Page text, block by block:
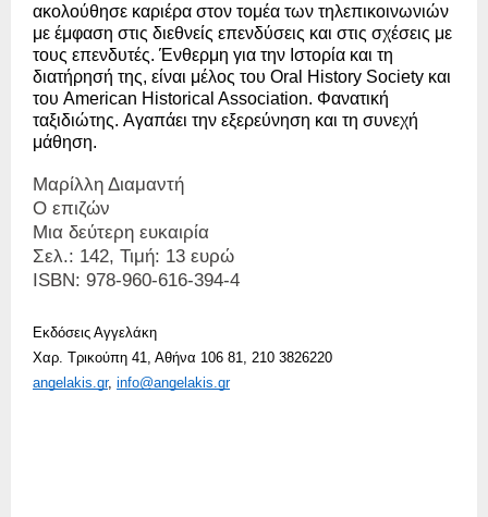
ακολούθησε καριέρα στον τομέα των τηλεπικοινωνιών
με έμφαση στις διεθνείς επενδύσεις και στις σχέσεις με
τους επενδυτές. Ένθερμη για την Ιστορία και τη
διατήρησή της, είναι μέλος του Oral History Society και
του American Historical Association. Φανατική
ταξιδιώτης. Αγαπάει την εξερεύνηση και τη συνεχή
μάθηση.
Μαρίλλη Διαμαντή
Ο επιζών
Μια δεύτερη ευκαιρία
Σελ.: 142, Τιμή: 13 ευρώ
ISBN: 978-960-616-394-4
Εκδόσεις Αγγελάκη
Χαρ. Τρικούπη 41, Αθήνα 106 81, 210 3826220
angelakis.gr, info@angelakis.gr